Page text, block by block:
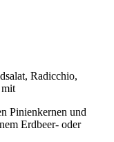
Radicchio,
Pinienkernen und
Erdbeer- oder